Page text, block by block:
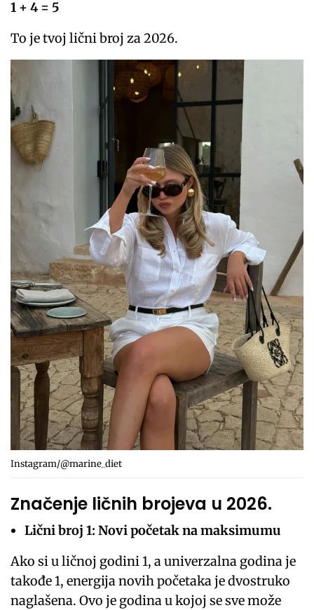
1 + 4 = 5
To je tvoj lični broj za 2026.
Instagram/@marine_diet
Značenje ličnih brojeva u 2026.
Lični broj 1: Novi početak na maksimumu
Ako si u ličnoj godini 1, a univerzalna godina je
takođe 1, energija novih početaka je dvostruko
naglašena. Ovo je godina u kojoj se sve može